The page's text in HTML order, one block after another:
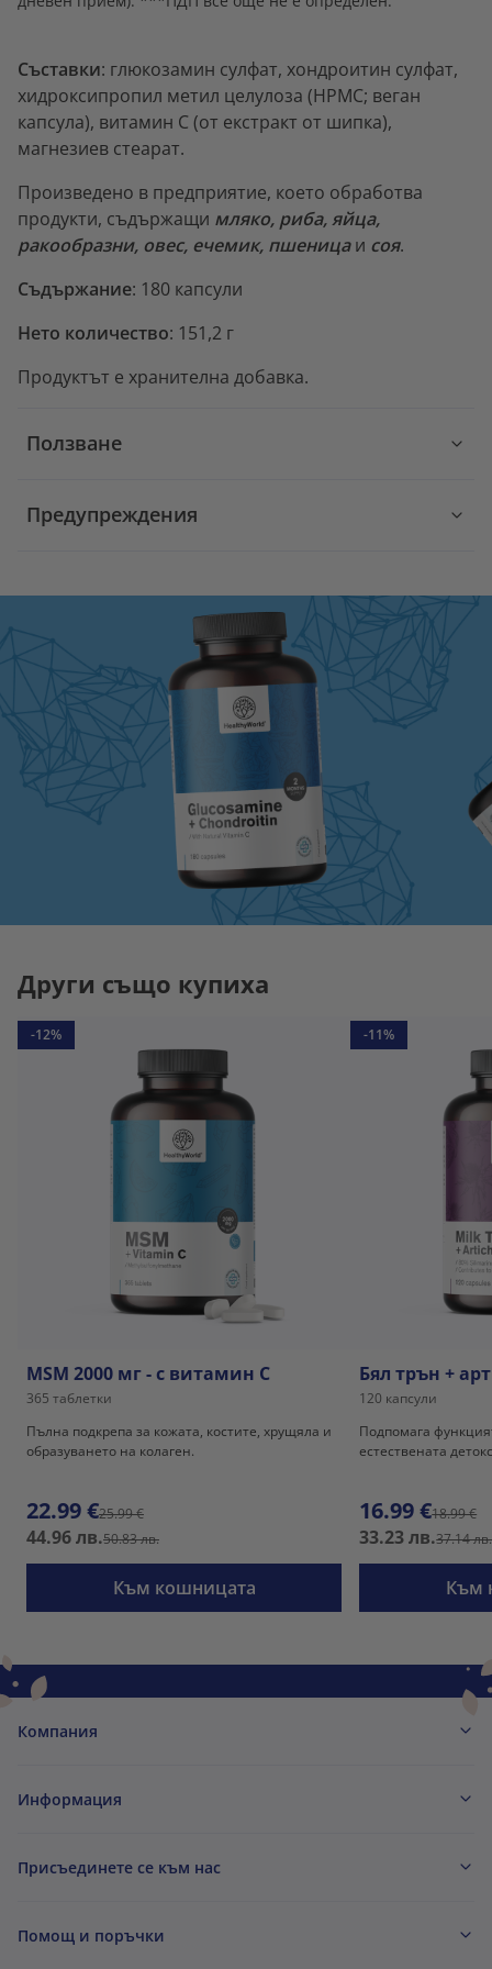
Съставки: глюкозамин сулфат, хондроитин сулфат,
хидроксипропил метил целулоза (HPMC; веган
капсула), витамин С (от екстракт от шипка),
магнезиев стеарат.
Произведено в предприятие, което обработва
продукти, съдържащи мляко, риба, яйца,
ракообразни, овес, ечемик, пшеницаи соя.
Съдържание: 180 капсули
Нето количество: 151,2 г
Продуктът е хранителна добавка.
Ползване
Предупреждения
Други също купиха
-12%
МSМ 2000 мг - с витамин С
365 таблетки
Пълна подкрепа за кожата, костите, хрущяла и
образуването на колаген.
22.99 €25.99 €
44.96 лв.50.83 лв.
Към кошницата
-11%
Бял трън +
120 капсули
Подпомага
естествената
16.99 €18.99 €
33.23 лв.37.14 лв.
Към
Компания
Информация
Присъединете се към нас
Помощ и поръчки